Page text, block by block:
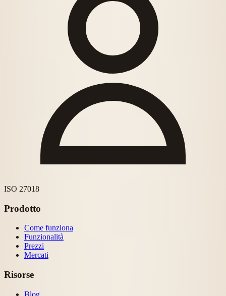
ISO 27018
Prodotto
Come funziona
Funzionalità
Prezzi
Mercati
Risorse
Blog